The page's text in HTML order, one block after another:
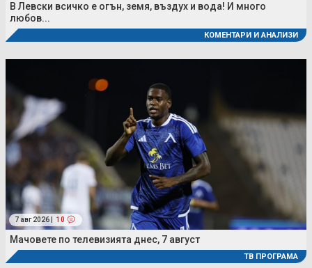
В Левски всичко е огън, земя, въздух и вода! И много
любов...
КОМЕНТАРИ И АНАЛИЗИ
7 авг 2026 | 10
Мачовете по телевизията днес, 7 август
ТВ ПРОГРАМА